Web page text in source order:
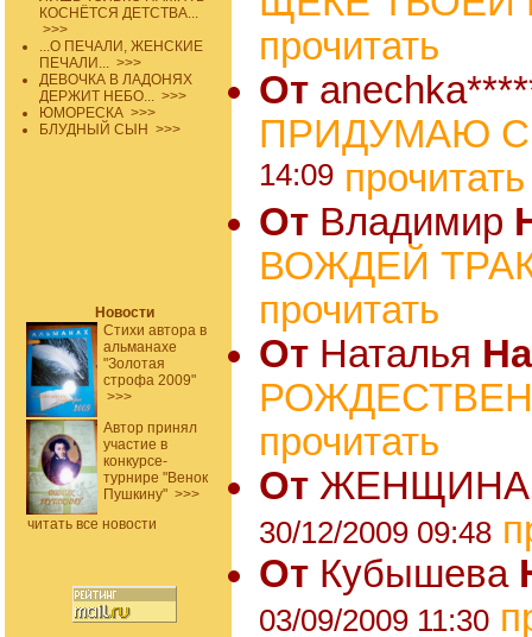
КОСНЁТСЯ ДЕТСТВА...
>>>
...О ПЕЧАЛИ, ЖЕНСКИЕ
ПЕЧАЛИ... >>>
ДЕВОЧКА В ЛАДОНЯХ
ДЕРЖИТ НЕБО... >>>
ЮМОРЕСКА >>>
БЛУДНЫЙ СЫН >>>
Новости
Стихи автора в
альманахе
"Золотая
строфа 2009"
>>>
Автор принял
участие в
конкурсе-
турнире "Венок
Пушкину" >>>
читать все новости
прочитать
От
ПРИДУМАЮ
14:09 прочитать
От Владимир
ВОЖДЕЙ
прочитать
От Наталья На
прочитать
От
30/12/2009 09:48
От Кубышева
03/09/2009 11:30